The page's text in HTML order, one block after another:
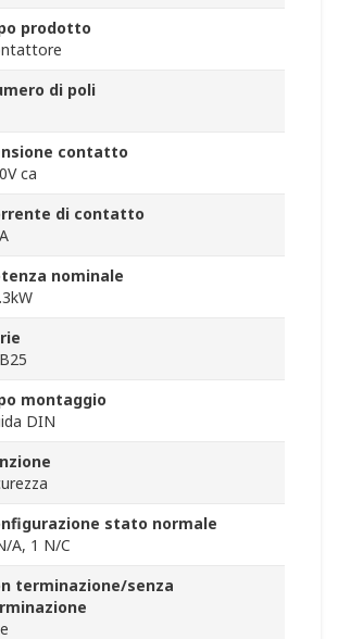
prodotto
di poli
contatto
ca
di contatto
nominale
montaggio
DIN
stato normale
A, 1 N/C
terminazione/senza